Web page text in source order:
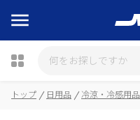
トップ 日用品 冷涼・冷感用品